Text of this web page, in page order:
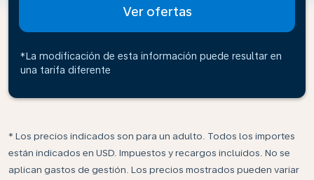
Ver ofertas
*La modificación de esta información puede resultar en
una tarifa diferente
* Los precios indicados son para un adulto. Todos los importes
están indicados en USD. Impuestos y recargos incluidos. No se
aplican gastos de gestión. Los precios mostrados pueden variar